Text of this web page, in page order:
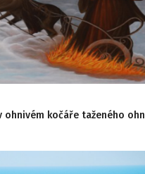
ohnivém kočáře taženého